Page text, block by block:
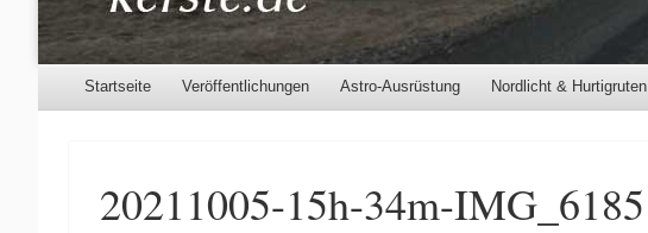
Menu
Skip to content
Startseite Veröffentlichungen Astro-Ausrüstung Nordlicht & Hurtigruten
20211005-15h-34m-IMG_6185